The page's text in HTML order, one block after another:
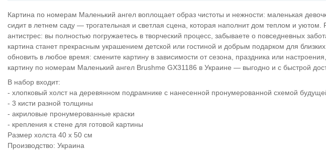
Картина по номерам Маленький ангел воплощает образ чистоты и нежности: маленькая
сидит в летнем саду — трогательная и светлая сцена, которая наполнит дом теплом и
антистрес: вы полностью погружаетесь в творческий процесс, забываете о повседневных
картина станет прекрасным украшением детской или гостиной и добрым подарком для
обновить в любое время: смените картину в зависимости от сезона, праздника или
картину по номерам Маленький ангел Brushme GX31186 в Украине — выгодно и с быстрой
В набор входит:
- хлопковый холст на деревянном подрамнике с нанесенной пронумерованной схемой
- 3 кисти разной толщины
- акриловые пронумерованные краски
- крепления к стене для готовой картины
Размер холста 40 х 50 см
Производство: Украина